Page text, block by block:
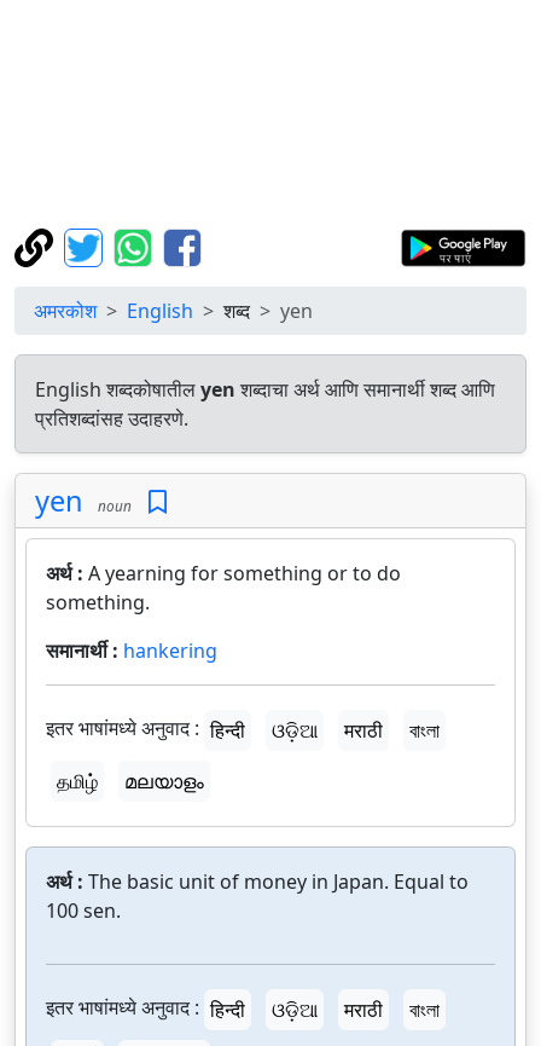
अमरकोश English शब्द yen
English शब्दकोषातीलyenशब्दाचा अर्थ आणि समानार्थी शब्द आणि
प्रतिशब्दांसह उदाहरणे.
yen noun
अर्थ : A yearning for something or to do
something.
समानार्थी : hankering
इतर भाषांमध्ये अनुवाद : हिन्दी ଓଡ଼ିଆ मराठी
বাংলা
தமிழ்
മലയാളം
अर्थ : The basic unit of money in Japan. Equal to
100 sen.
इतर भाषांमध्ये अनुवाद : हिन्दी ଓଡ଼ିଆ मराठी
বাংলা